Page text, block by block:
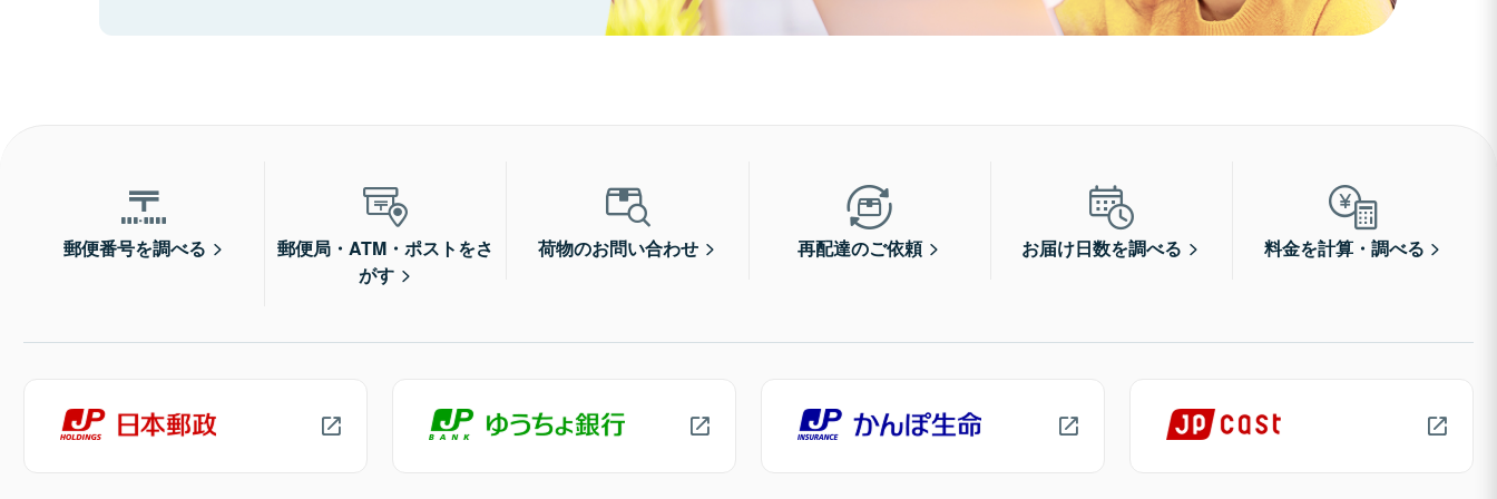
郵便番号を調べる
郵便局・ATM・ポストをさ
がす
荷物のお問い合わせ 再配達のご依頼 お届け日数を調べる 料金を計算・調べる